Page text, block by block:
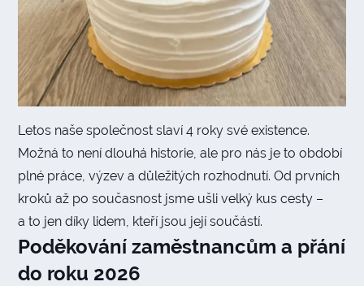
Letos naše společnost slaví 4 roky své existence.
Možná to není dlouhá historie, ale pro nás je to období
plné práce, výzev a důležitých rozhodnutí. Od prvních
kroků až po současnost jsme ušli velký kus cesty –
a to jen díky lidem, kteří jsou její součástí.
Poděkování zaměstnancům a přání
do roku 2026